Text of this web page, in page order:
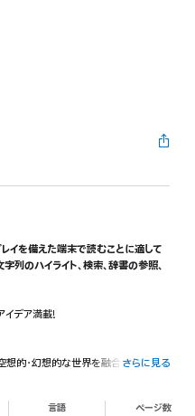
イを備えた端末で読むことに適して
列のハイライト、検索、辞書の参照、
イデア満載!
的・幻想的な世界を融合した「メル
さらに見る
言語 ページ数